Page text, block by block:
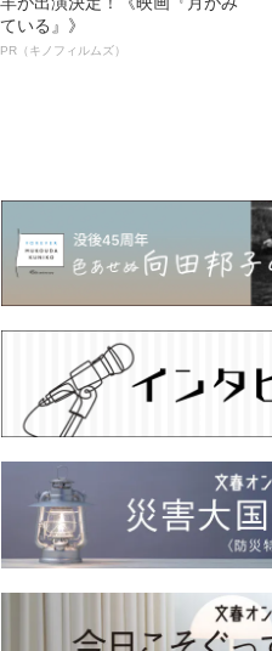
ている』》
PR（キノフィルムズ）